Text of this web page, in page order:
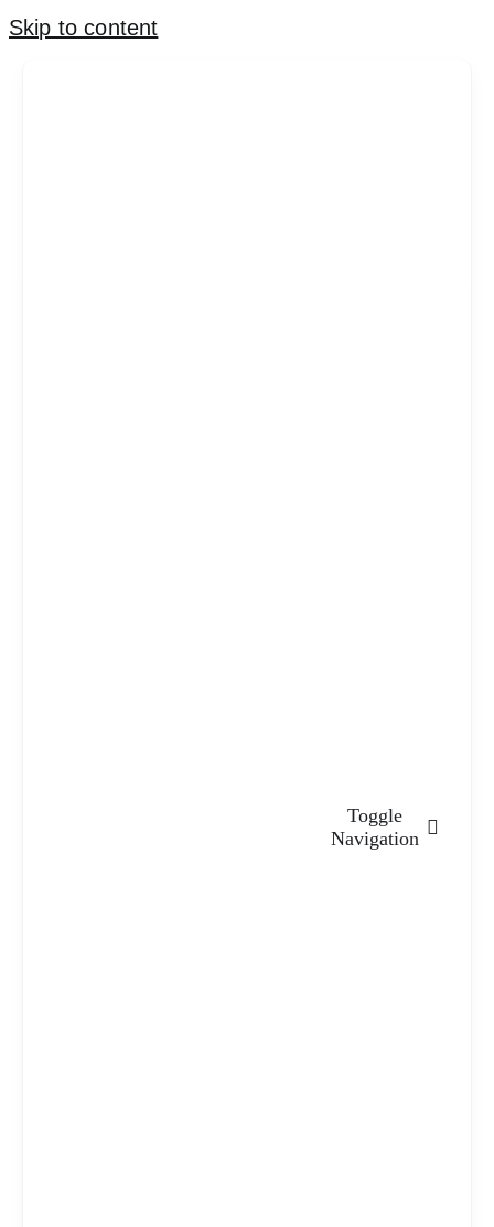
Skip to content
Toggle
Navigation